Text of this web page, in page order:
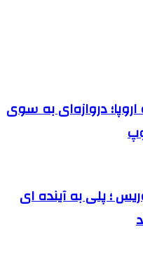
دروازه‌ای به سوی
؛ پلی به آینده ‌ای